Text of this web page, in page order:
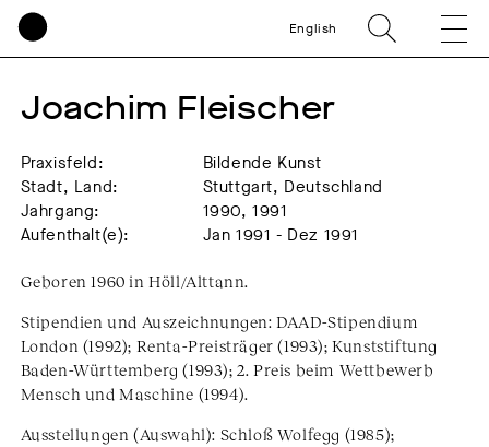
English
Joachim Fleischer
Praxisfeld:
Bildende Kunst
Stadt, Land:
Stuttgart, Deutschland
Jahrgang:
1990, 1991
Aufenthalt(e):
Jan 1991 - Dez 1991
Geboren 1960 in Höll/Alttann.
Stipendien und Auszeichnungen: DAAD-Stipendium
London (1992); Renta-Preisträger (1993); Kunststiftung
Baden-Württemberg (1993); 2. Preis beim Wettbewerb
Mensch und Maschine (1994).
Ausstellungen (Auswahl): Schloß Wolfegg (1985);